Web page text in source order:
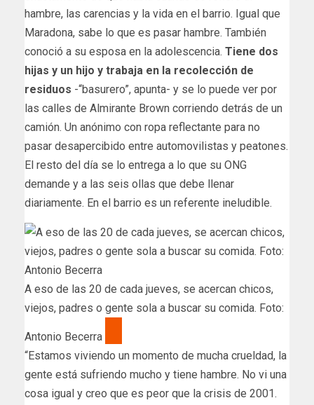
hambre, las carencias y la vida en el barrio. Igual que
Maradona, sabe lo que es pasar hambre. También
conoció a su esposa en la adolescencia. Tiene dos
hijas y un hijo y trabaja en la recolección de
residuos -“basurero”, apunta- y se lo puede ver por
las calles de Almirante Brown corriendo detrás de un
camión. Un anónimo con ropa reflectante para no
pasar desapercibido entre automovilistas y peatones.
El resto del día se lo entrega a lo que su ONG
demande y a las seis ollas que debe llenar
diariamente. En el barrio es un referente ineludible.
A eso de las 20 de cada jueves, se acercan chicos,
viejos, padres o gente sola a buscar su comida. Foto:
Antonio Becerra
“Estamos viviendo un momento de mucha crueldad, la
gente está sufriendo mucho y tiene hambre. No vi una
cosa igual y creo que es peor que la crisis de 2001.